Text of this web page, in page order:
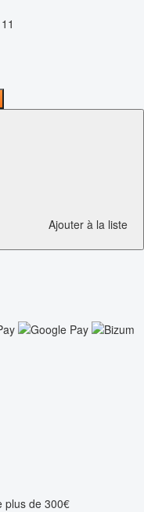
Ajouter à la liste
plus de 300€